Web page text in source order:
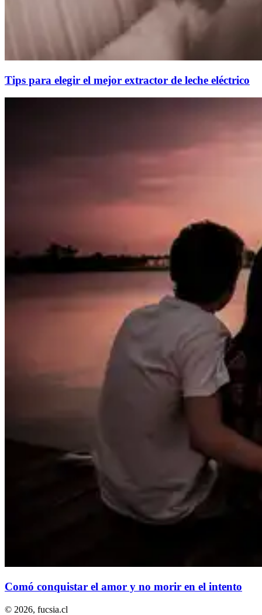
Tips para elegir el mejor extractor de leche eléctrico
Comó conquistar el amor y no morir en el intento
© 2026, fucsia.cl